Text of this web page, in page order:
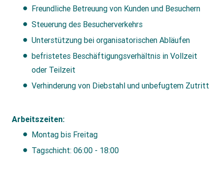
Freundliche Betreuung von Kunden und Besuchern
Steuerung des Besucherverkehrs
Unterstützung bei organisatorischen Abläufen
befristetes Beschäftigungsverhältnis in Vollzeit
oder Teilzeit
Verhinderung von Diebstahl und unbefugtem Zutritt
Arbeitszeiten:
Montag bis Freitag
Tagschicht: 06:00 - 18:00